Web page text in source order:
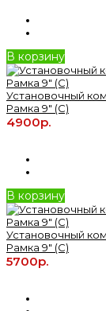
В корзину
Установочный
Рамка 9" (C)
4900р.
В корзину
Установочный
Рамка 9" (C)
5700р.